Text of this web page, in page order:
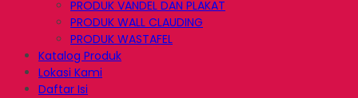
PRODUK VANDEL DAN PLAKAT
PRODUK WALL CLAUDING
PRODUK WASTAFEL
Katalog Produk
Lokasi Kami
Daftar Isi